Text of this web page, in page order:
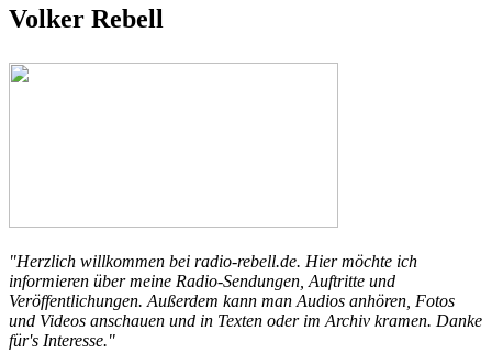
Volker Rebell
"Herzlich willkommen bei radio-rebell.de. Hier möchte ich
informieren über meine Radio-Sendungen, Auftritte und
Veröffentlichungen. Außerdem kann man Audios anhören, Fotos
und Videos anschauen und in Texten oder im Archiv kramen. Danke
für's Interesse."